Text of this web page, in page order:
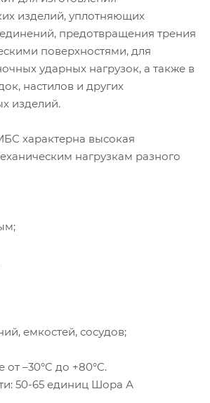
изделий, уплотняющих
предотвращения трения
поверхностями, для
ударных нагрузок, а также в
настилов и других
изделий.
характерна высокая
нагрузкам разного
емкостей, сосудов;
–30°C до +80°C.
50-65 единиц Шора А